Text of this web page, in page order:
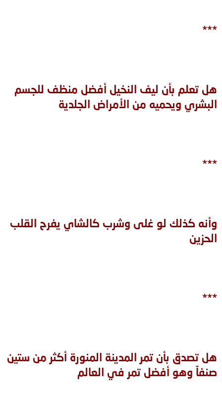
***
هل تعلم بأن ليف النخيل أفضل منظف للجسم
البشري ويحميه من الأمراض الجلدية
***
وأنه كذلك لو غلى وشرب كالشاي يفرح القلب
الحزين
***
هل تصدق بأن تمر المدينة المنورة أكثر من ستين
صنفاً وهو أفضل تمر في العالم